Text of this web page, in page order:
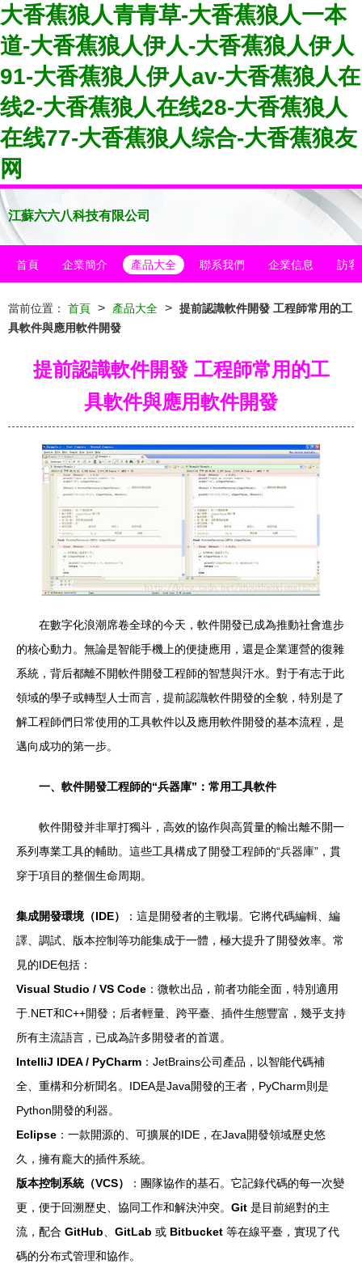
大香蕉狼人青青草-大香蕉狼人一本
道-大香蕉狼人伊人-大香蕉狼人伊人
91-大香蕉狼人伊人av-大香蕉狼人在
线2-大香蕉狼人在线28-大香蕉狼人
在线77-大香蕉狼人综合-大香蕉狼友
网
江蘇六六八科技有限公司
首頁 企業簡介 產品大全 聯系我們 企業信息 訪客
當前位置： 首頁 > 產品大全 > 提前認識軟件開發 工程師常用的工
具軟件與應用軟件開發
提前認識軟件開發 工程師常用的工
具軟件與應用軟件開發
在數字化浪潮席卷全球的今天，軟件開發已成為推動社會進步
的核心動力。無論是智能手機上的便捷應用，還是企業運營的復雜
系統，背后都離不開軟件開發工程師的智慧與汗水。對于有志于此
領域的學子或轉型人士而言，提前認識軟件開發的全貌，特別是了
解工程師們日常使用的工具軟件以及應用軟件開發的基本流程，是
邁向成功的第一步。
一、軟件開發工程師的“兵器庫”：常用工具軟件
軟件開發并非單打獨斗，高效的協作與高質量的輸出離不開一
系列專業工具的輔助。這些工具構成了開發工程師的“兵器庫”，貫
穿于項目的整個生命周期。
集成開發環境（IDE）
：這是開發者的主戰場。它將代碼編輯、編
譯、調試、版本控制等功能集成于一體，極大提升了開發效率。常
見的IDE包括：
Visual Studio / VS Code ：微軟出品，前者功能全面，特別適用
于.NET和C++開發；后者輕量、跨平臺、插件生態豐富，幾乎支持
所有主流語言，已成為許多開發者的首選。
IntelliJ IDEA / PyCharm ：JetBrains公司產品，以智能代碼補
全、重構和分析聞名。IDEA是Java開發的王者，PyCharm則是
Python開發的利器。
Eclipse ：一款開源的、可擴展的IDE，在Java開發領域歷史悠
久，擁有龐大的插件系統。
版本控制系統（VCS）
：團隊協作的基石。它記錄代碼的每一次變
更，便于回溯歷史、協同工作和解決沖突。 Git 是目前絕對的主
流，配合 GitHub GitLab 或 Bitbucket 等在線平臺，實現了代
碼的分布式管理和協作。